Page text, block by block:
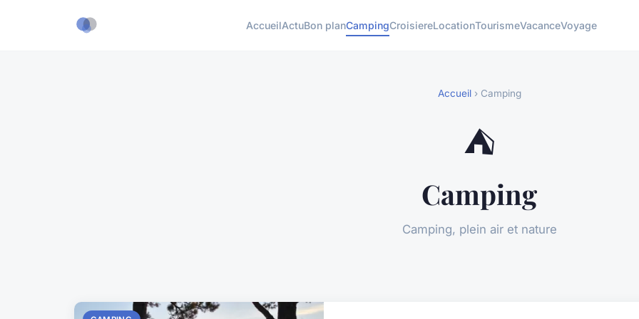
AccueilActuBon planCampingCroisiereLocationTourismeVacanceVoyage
Accueil› Camping
⛺
Camping
Camping, plein air et nature